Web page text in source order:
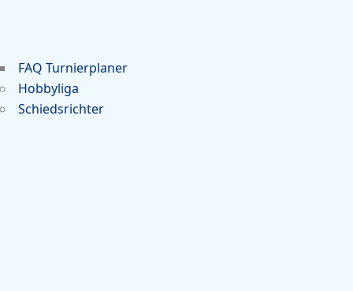
FAQ Turnierplaner
Hobbyliga
Schiedsrichter